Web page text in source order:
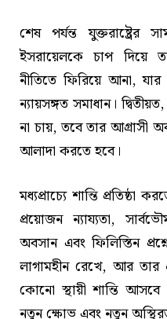
শেষ পর্যন্ত
ইসরায়েলকে চাপ দিয়ে
নীতিতে ফিরিয়ে আনা, যার
ন্যায়সঙ্গত সমাধান।
না চায়, তবে তার আগ্রাসী
আলাদা করতে হবে।
মধ্যপ্রাচ্যে শান্তি প্রতিষ্ঠা
প্রয়োজন ন্যায্যতা,
অবসান এবং ফিলিস্তিন
লাগামহীন রেখে, আর তার
কোনো স্থায়ী শান্তি
নতুন ক্ষোভ এবং নতুন